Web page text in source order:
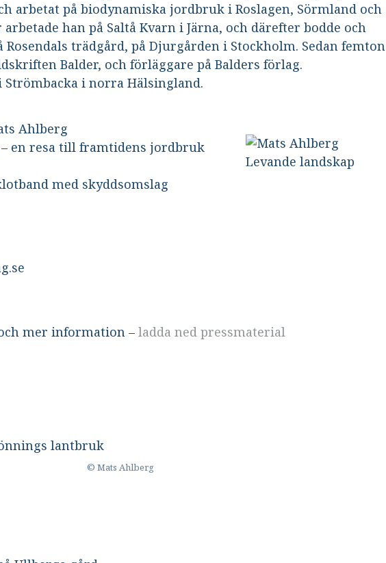
arbetat på biodynamiska jordbruk i Roslagen, Sörmland och
han på Saltå Kvarn i Järna, och därefter bodde och
trädgård, på Djurgården i Stockholm. Sedan femton
Balder, och förläggare på Balders förlag.
i norra Hälsingland.
Ahlberg
– en resa till framtidens jordbruk
med skyddsomslag
mer information – ladda ned pressmaterial
© Mats Ahlberg